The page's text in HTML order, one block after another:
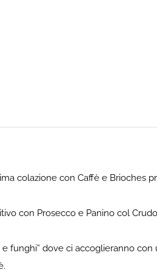
colazione con Caffè e Brioches
con Prosecco e Panino col
e funghi” dove ci accoglieranno